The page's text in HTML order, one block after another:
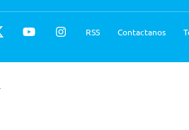
RSS Contactanos